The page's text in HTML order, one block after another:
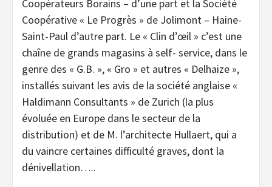
Coopérateurs Borains – d’une part et la Société
Coopérative « Le Progrès » de Jolimont – Haine-
Saint-Paul d’autre part. Le « Clin d’œil » c’est une
chaîne de grands magasins à self- service, dans le
genre des « G.B. », « Gro » et autres « Delhaize »,
installés suivant les avis de la société anglaise «
Haldimann Consultants » de Zurich (la plus
évoluée en Europe dans le secteur de la
distribution) et de M. l’architecte Hullaert, qui a
du vaincre certaines difficulté graves, dont la
dénivellation…..